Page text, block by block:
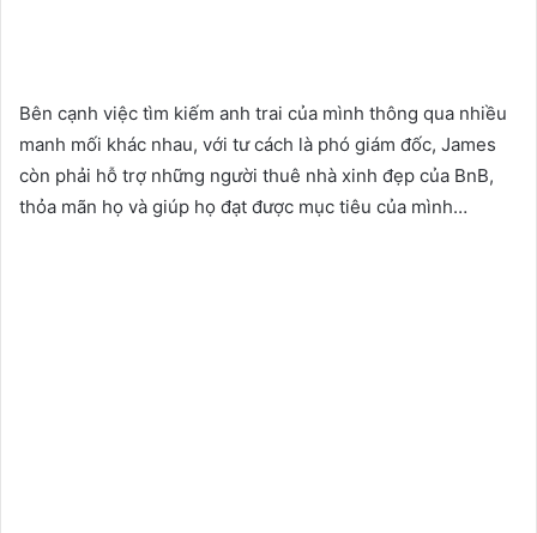
Bên cạnh việc tìm kiếm anh trai của mình thông qua nhiều
manh mối khác nhau, với tư cách là phó giám đốc, James
còn phải hỗ trợ những người thuê nhà xinh đẹp của BnB,
thỏa mãn họ và giúp họ đạt được mục tiêu của mình…